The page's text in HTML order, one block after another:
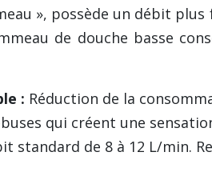
», possède un débit
de douche basse
: Réduction de la
qui créent une
standard de 8 à 12 L/min.